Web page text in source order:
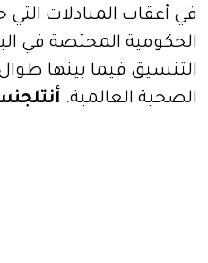
في أعقاب المبادلات
الحكومية المختصة في
التنسيق فيما بينها
الصحية العالمية.